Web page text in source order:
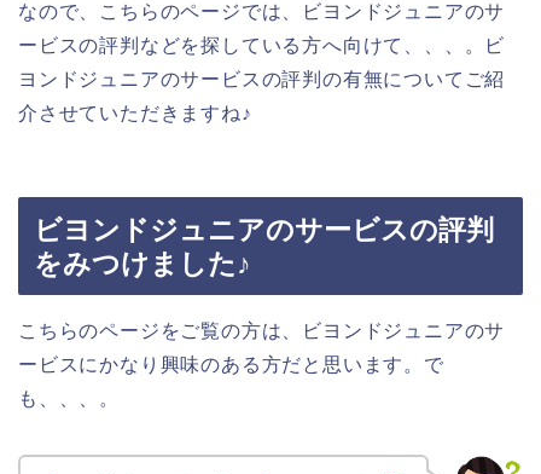
なので、こちらのページでは、ビヨンドジュニアのサ
ービスの評判などを探している方へ向けて、、、。ビ
ヨンドジュニアのサービスの評判の有無についてご紹
介させていただきますね♪
ビヨンドジュニアのサービスの評判
をみつけました♪
こちらのページをご覧の方は、ビヨンドジュニアのサ
ービスにかなり興味のある方だと思います。で
も、、、。